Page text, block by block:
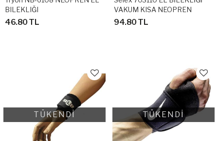
BILEKLIĞI
46.80 TL
VAKUM KISA NEOPREN
94.80 TL
TÜKENDİ TÜKENDİ